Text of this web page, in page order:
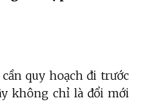
quy hoạch đi trước
không chỉ là đổi mới